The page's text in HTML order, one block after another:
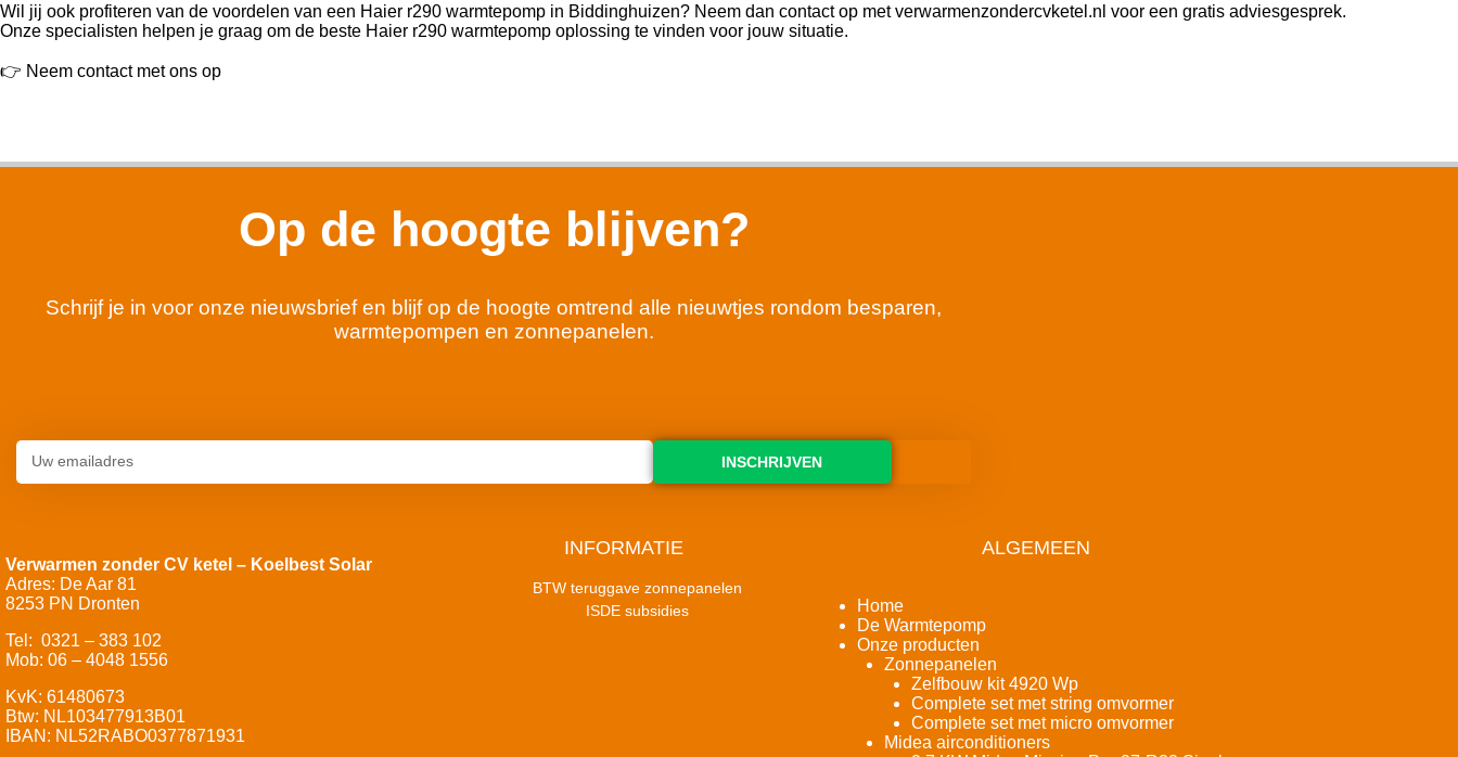
Wil jij ook profiteren van de voordelen van een Haier r290 warmtepomp in Biddinghuizen? Neem dan contact op met verwarmenzondercvketel.nl voor een gratis adviesgesprek.
Onze specialisten helpen je graag om de beste Haier r290 warmtepomp oplossing te vinden voor jouw situatie.
👉 Neem contact met ons op
Op de hoogte blijven?
Schrijf je in voor onze nieuwsbrief en blijf op de hoogte omtrend alle nieuwtjes rondom besparen,
warmtepompen en zonnepanelen.
INSCHRIJVEN
Verwarmen zonder CV ketel – Koelbest Solar
Adres: De Aar 81
8253 PN Dronten
Tel: 0321 – 383 102
Mob: 06 – 4048 1556
KvK: 61480673
Btw: NL103477913B01
IBAN: NL52RABO0377871931
INFORMATIE
BTW teruggave zonnepanelen
ISDE subsidies
ALGEMEEN
Home
De Warmtepomp
Onze producten
Zonnepanelen
Zelfbouw kit 4920 Wp
Complete set met string omvormer
Complete set met micro omvormer
Midea airconditioners